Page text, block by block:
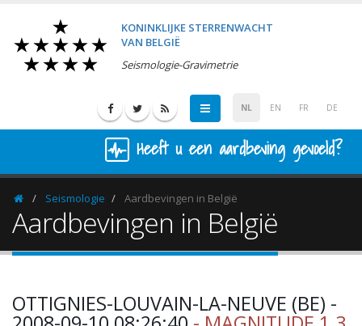
KONINKLIJKE STERRENWACHT
VAN BELGIË
Seismologie-Gravimetrie
NL EN FR DE
Heeft u een aardbeving gevoeld?
HomepageSeismologie Aardbevingen in België
Aardbevingen in België
OTTIGNIES-LOUVAIN-LA-NEUVE (BE) -